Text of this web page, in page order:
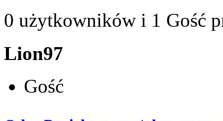
0 użytkowników i 1 Gość
Lion97
Gość